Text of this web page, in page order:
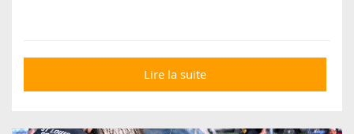
Lire la suite
d'arrêter les produits